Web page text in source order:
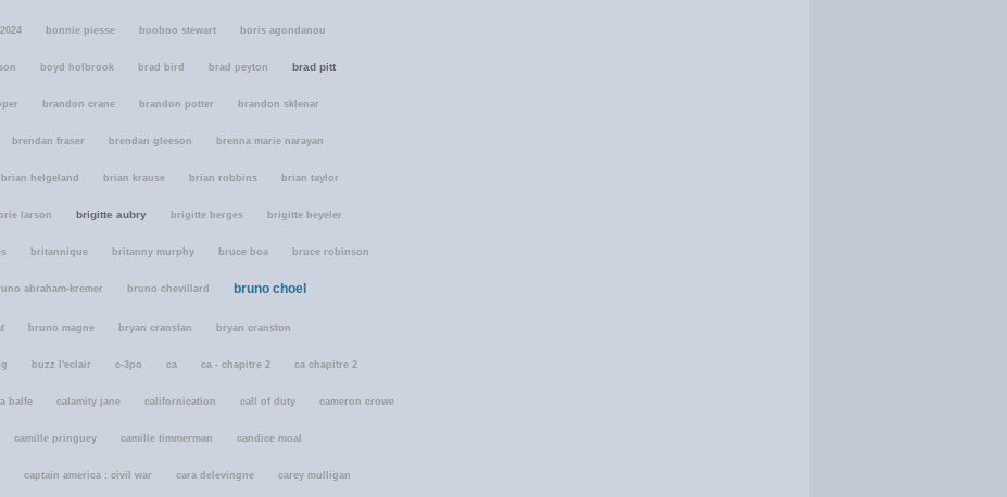
bonnie piesse booboo stewart boris agondanou
boyd holbrook brad bird brad peyton brad pitt
brandon crane brandon potter brandon sklenar
brendan fraser brendan gleeson brenna marie narayan
brian helgeland brian krause brian robbins brian taylor
brie larson brigitte aubry brigitte berges brigitte beyeler
britannique britanny murphy bruce boa bruce robinson
abraham-kremer bruno chevillard bruno choel
bruno magne bryan cranstan bryan cranston
buzz l'eclair c-3po ca ca - chapitre 2 ca chapitre 2
balfe calamity jane californication call of duty cameron crowe
camille pringuey camille timmerman candice moal
captain america : civil war cara delevingne carey mulligan